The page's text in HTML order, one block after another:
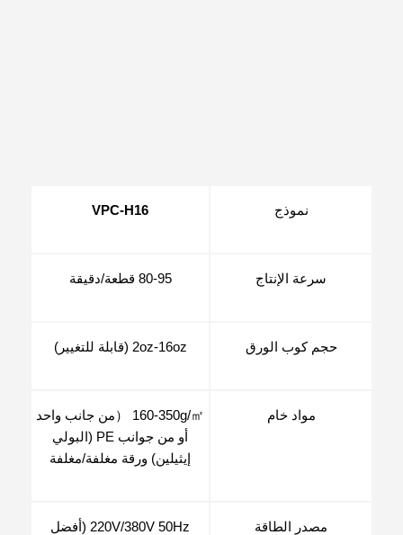
نموذج VPC-H16
سرعة الإنتاج 80-95 قطعة/دقيقة
حجم كوب الورق 2oz-16oz (قابلة للتغيير)
مواد خام
160-350g/㎡ （من جانب واحد
أو من جوانب PE (البولي
إيثيلين) ورقة مغلفة/مغلفة
مصدر الطاقة
220V/380V 50Hz (أفضل